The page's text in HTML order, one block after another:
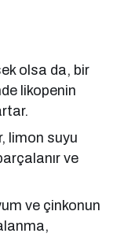
olsa da, bir
likopenin
limon suyu
ve
ve çinkonun